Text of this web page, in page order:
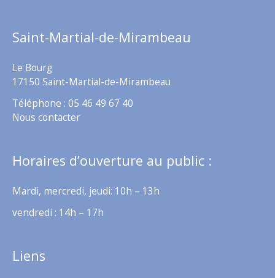
Saint-Martial-de-Mirambeau
Le Bourg
17150 Saint-Martial-de-Mirambeau
Téléphone : 05 46 49 67 40
Nous contacter
Horaires d’ouverture au public :
Mardi, mercredi, jeudi: 10h – 13h
vendredi : 14h – 17h
Liens